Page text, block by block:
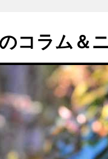
コラム＆